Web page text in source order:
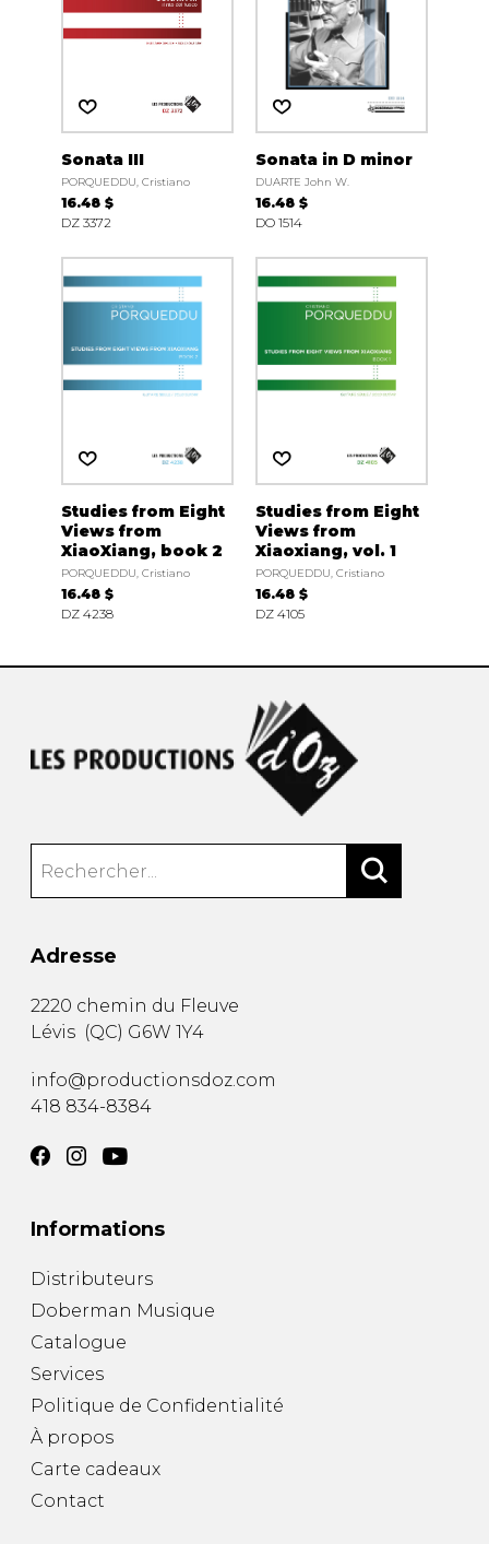
Sonata III
PORQUEDDU, Cristiano
16.48 $
DZ 3372
Sonata in D minor
DUARTE John W.
16.48 $
DO 1514
Studies from Eight
Views from
XiaoXiang, book 2
PORQUEDDU, Cristiano
16.48 $
DZ 4238
Studies from Eight
Views from
Xiaoxiang, vol. 1
PORQUEDDU, Cristiano
16.48 $
DZ 4105
Adresse
2220 chemin du Fleuve
Lévis (QC) G6W 1Y4
info@productionsdoz.com
418 834-8384
Informations
Distributeurs
Doberman Musique
Catalogue
Services
Politique de Confidentialité
À propos
Carte cadeaux
Contact